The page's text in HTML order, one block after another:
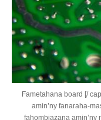
Fametahana board [/
amin’ny fanaraha-
fahombiazana amin’ny